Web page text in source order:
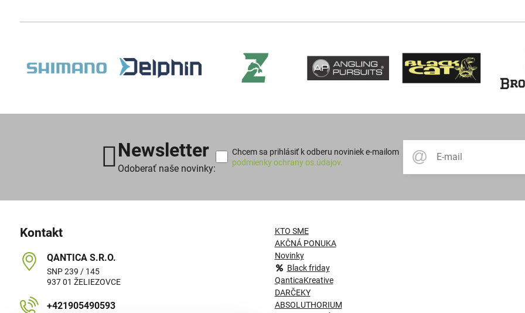
Newsletter
Odoberať naše novinky:
Chcem sa prihlásiť k odberu noviniek e-mailom
podmienky ochrany os.údajov.
Kontakt
QANTICA S​.R​.O​.
SNP 239 / 145
937 01 ŽELIEZOVCE
+421905490593
KTO SME
AKČNÁ PONUKA
Novinky
Black friday
QanticaKreative
DARČEKY
ABSOLUTHORIUM